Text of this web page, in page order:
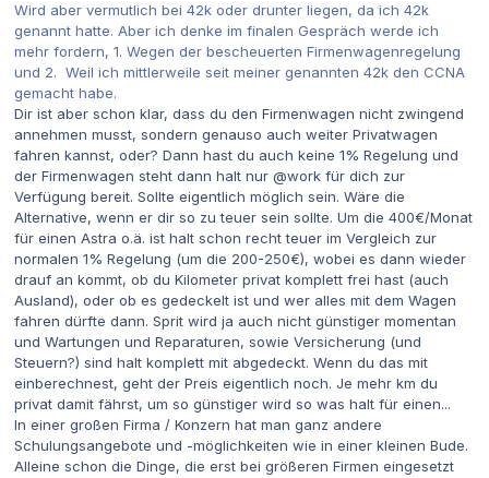
Wird aber vermutlich bei 42k oder drunter liegen, da ich 42k
genannt hatte. Aber ich denke im finalen Gespräch werde ich
mehr fordern, 1. Wegen der bescheuerten Firmenwagenregelung
und 2. Weil ich mittlerweile seit meiner genannten 42k den CCNA
gemacht habe.
Dir ist aber schon klar, dass du den Firmenwagen nicht zwingend
annehmen musst, sondern genauso auch weiter Privatwagen
fahren kannst, oder? Dann hast du auch keine 1% Regelung und
der Firmenwagen steht dann halt nur @work für dich zur
Verfügung bereit. Sollte eigentlich möglich sein. Wäre die
Alternative, wenn er dir so zu teuer sein sollte. Um die 400€/Monat
für einen Astra o.ä. ist halt schon recht teuer im Vergleich zur
normalen 1% Regelung (um die 200-250€), wobei es dann wieder
drauf an kommt, ob du Kilometer privat komplett frei hast (auch
Ausland), oder ob es gedeckelt ist und wer alles mit dem Wagen
fahren dürfte dann. Sprit wird ja auch nicht günstiger momentan
und Wartungen und Reparaturen, sowie Versicherung (und
Steuern?) sind halt komplett mit abgedeckt. Wenn du das mit
einberechnest, geht der Preis eigentlich noch. Je mehr km du
privat damit fährst, um so günstiger wird so was halt für einen...
In einer großen Firma / Konzern hat man ganz andere
Schulungsangebote und -möglichkeiten wie in einer kleinen Bude.
Alleine schon die Dinge, die erst bei größeren Firmen eingesetzt